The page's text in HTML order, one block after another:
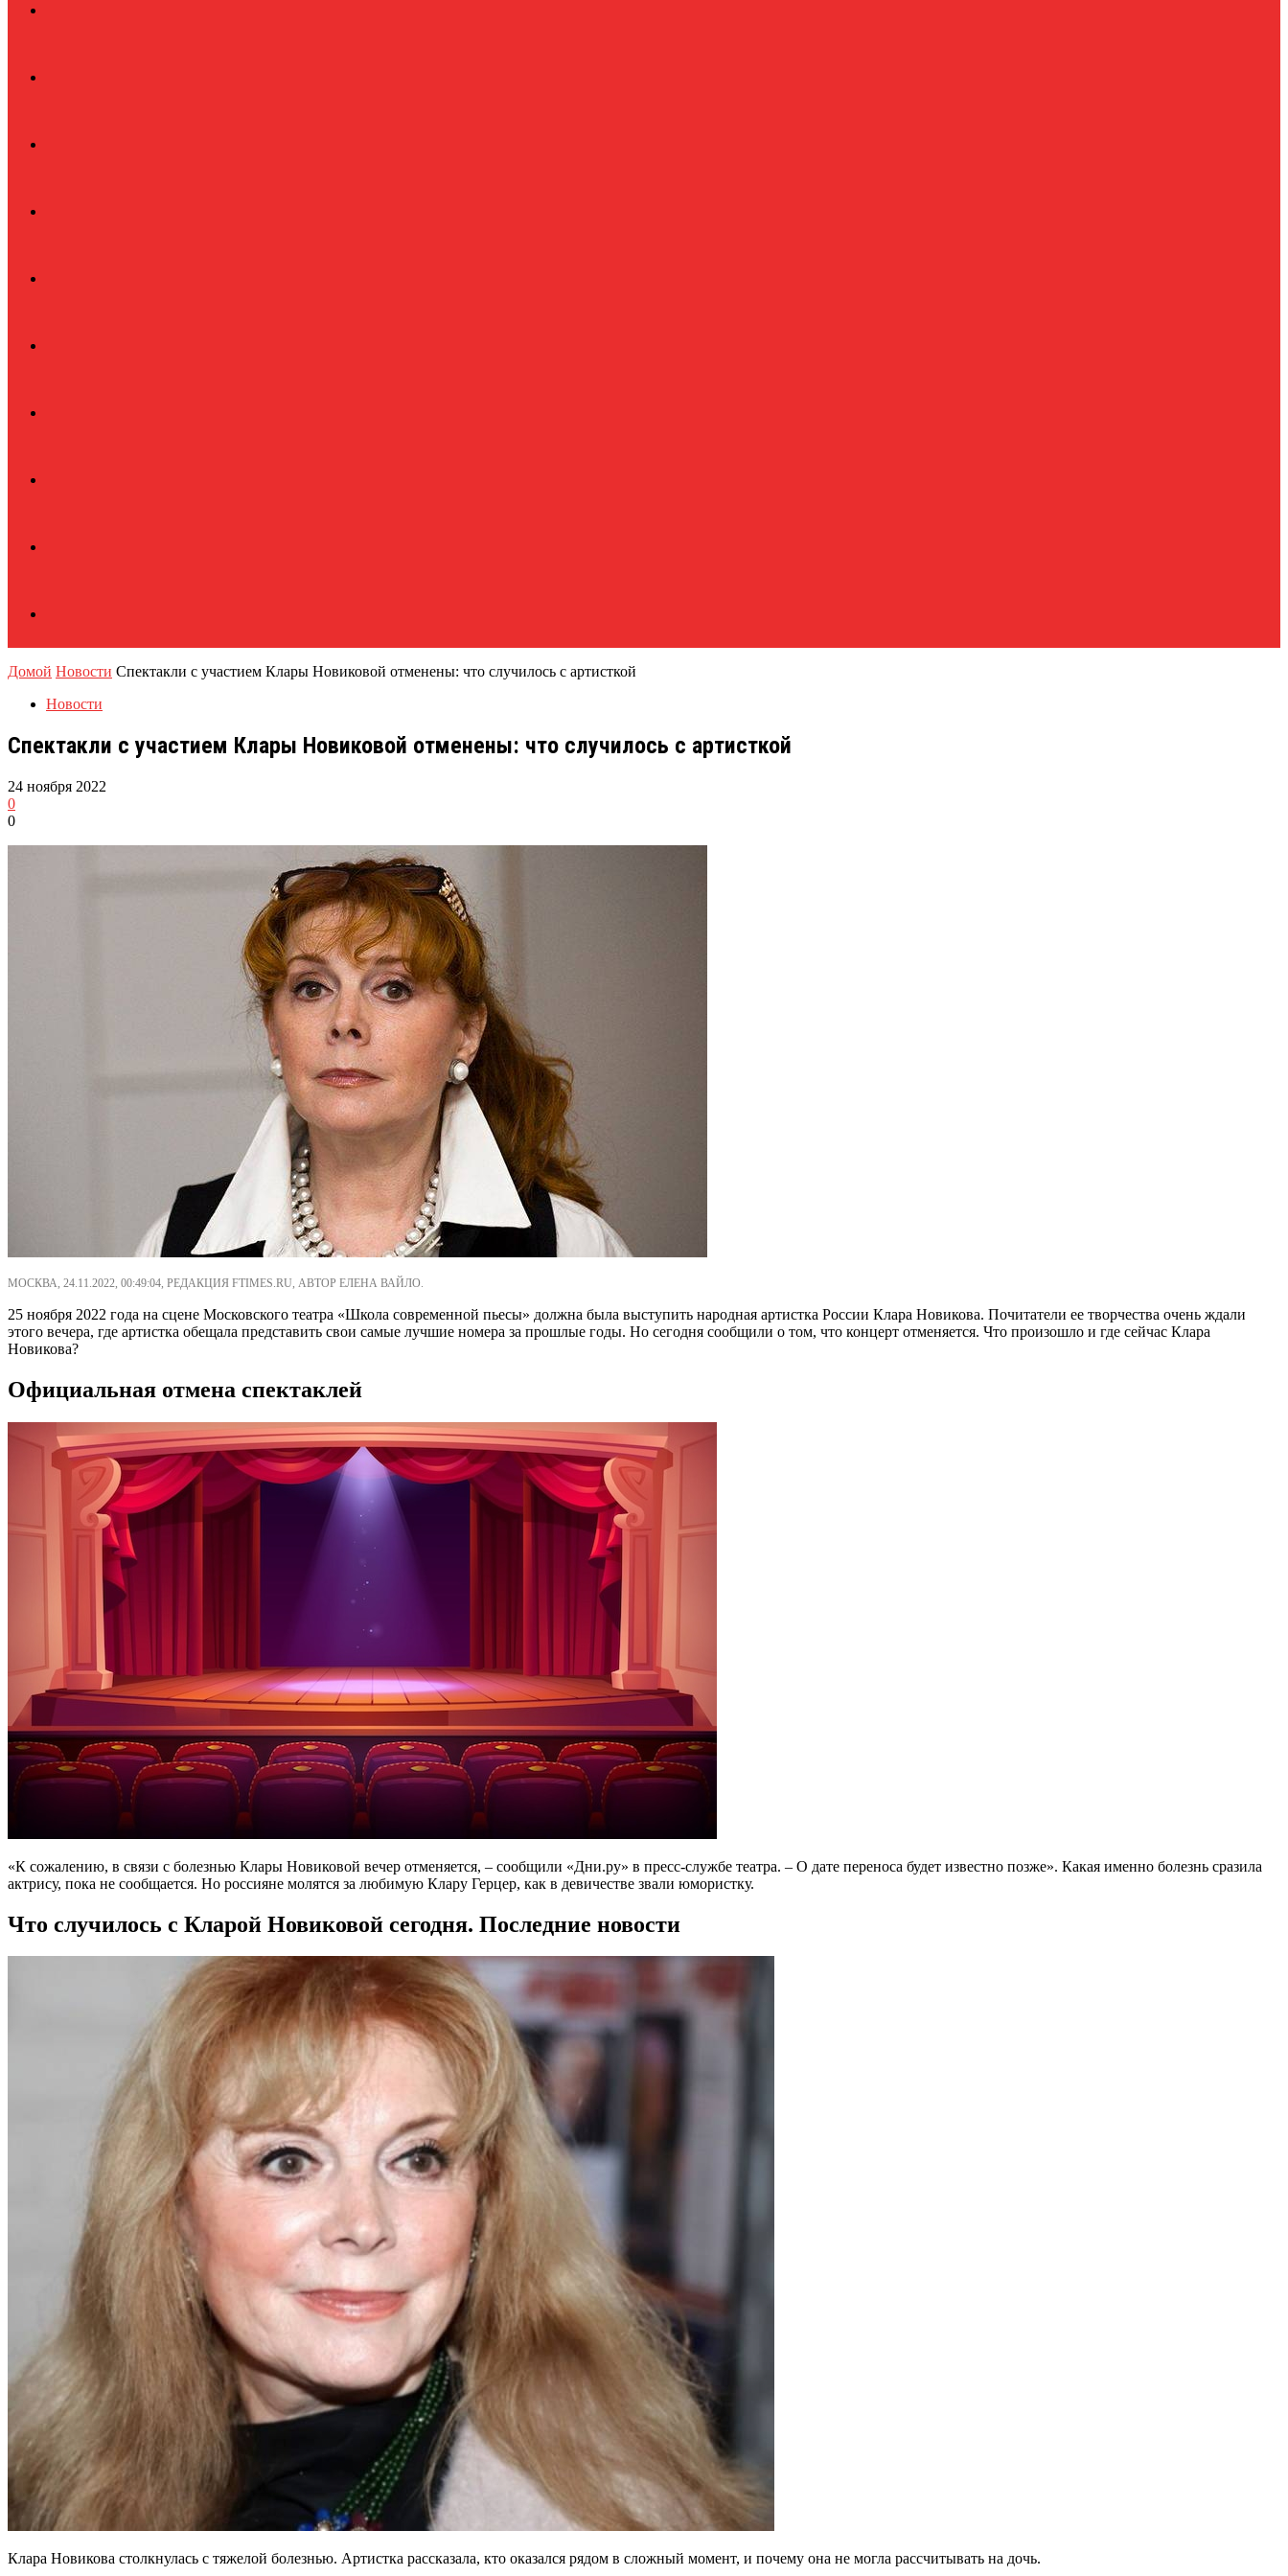
Домой Новости Спектакли с участием Клары Новиковой отменены: что случилось с артисткой
Новости
Спектакли с участием Клары Новиковой отменены: что случилось с артисткой
24 ноября 2022
0
0
МОСКВА, 24.11.2022, 00:49:04, РЕДАКЦИЯ FTIMES.RU, АВТОР ЕЛЕНА ВАЙЛО.
25 ноября 2022 года на сцене Московского театра «Школа современной пьесы» должна была выступить народная артистка России Клара Новикова. Почитатели ее творчества очень ждали
этого вечера, где артистка обещала представить свои самые лучшие номера за прошлые годы. Но сегодня сообщили о том, что концерт отменяется. Что произошло и где сейчас Клара
Новикова?
Официальная отмена спектаклей
«К сожалению, в связи с болезнью Клары Новиковой вечер отменяется, – сообщили «Дни.ру» в пресс-службе театра. – О дате переноса будет известно позже». Какая именно болезнь сразила
актрису, пока не сообщается. Но россияне молятся за любимую Клару Герцер, как в девичестве звали юмористку.
Что случилось с Кларой Новиковой сегодня. Последние новости
Клара Новикова столкнулась с тяжелой болезнью. Артистка рассказала, кто оказался рядом в сложный момент, и почему она не могла рассчитывать на дочь.